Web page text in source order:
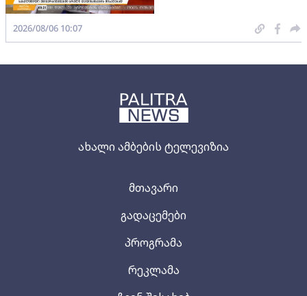
ახალი ამბების ტელევიზია
მთავარი
გადაცემები
პროგრამა
რეკლამა
2026/08/06 10:07